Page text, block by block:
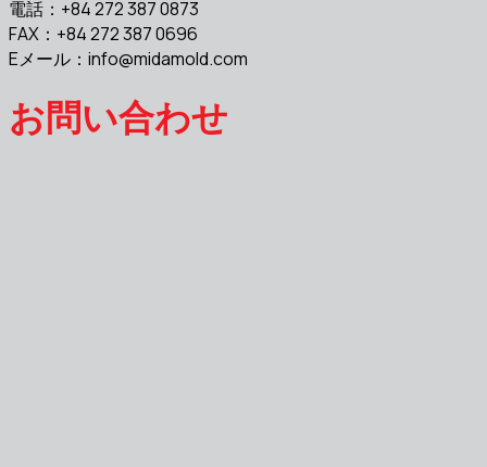
電話：+84 272 387 0873
FAX：+84 272 387 0696
Eメール： info@midamold.com
お問い合わせ